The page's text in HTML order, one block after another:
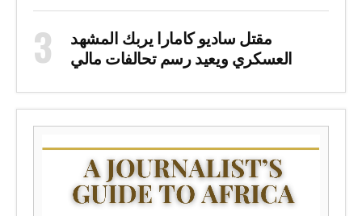
مقتل ساديو كامارا يربك المشهد
العسكري ويعيد رسم تحالفات مالي